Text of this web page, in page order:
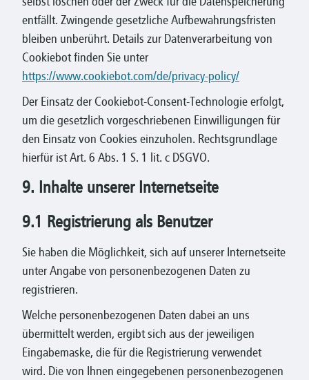
entfällt. Zwingende gesetzliche Aufbewahrungsfristen
bleiben unberührt. Details zur Datenverarbeitung von
Cookiebot finden Sie unter
https://www.cookiebot.com/de/privacy-policy/
Der Einsatz der Cookiebot-Consent-Technologie erfolgt,
um die gesetzlich vorgeschriebenen Einwilligungen für
den Einsatz von Cookies einzuholen. Rechtsgrundlage
hierfür ist Art. 6 Abs. 1 S. 1 lit. c DSGVO.
9. Inhalte unserer Internetseite
9.1 Registrierung als Benutzer
Sie haben die Möglichkeit, sich auf unserer Internetseite
unter Angabe von personenbezogenen Daten zu
registrieren.
Welche personenbezogenen Daten dabei an uns
übermittelt werden, ergibt sich aus der jeweiligen
Eingabemaske, die für die Registrierung verwendet
wird. Die von Ihnen eingegebenen personenbezogenen